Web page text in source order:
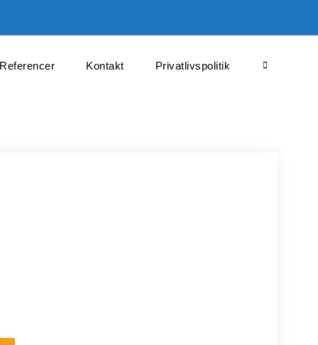
Referencer Kontakt Privatlivspolitik Search